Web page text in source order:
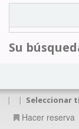
Su
| | Seleccionar
Hacer reserva